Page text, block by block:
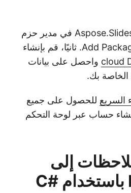
الآن، ابحث عن Aspose.Slides-Cloud في مدير حزم
NuGet وانقر على زر Add Package. ثانيًا، قم بإنشاء
واحصل على بيانات
بك.
السريعللحصول على جميع
حساب عبر لوحة التحكم
إلى
PowerPoint باستخدام C#